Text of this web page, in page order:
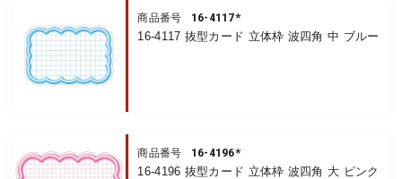
商品番号 16-4117*
16-4117 抜型カード 立体枠 波四角 中 ブルー
商品番号 16-4196*
16-4196 抜型カード 立体枠 波四角 大 ピンク